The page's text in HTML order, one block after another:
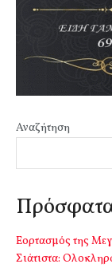
Αναζήτηση
Εορτασμός της
Σιάτιστα: